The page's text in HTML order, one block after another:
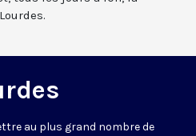
au plus grand nombre de